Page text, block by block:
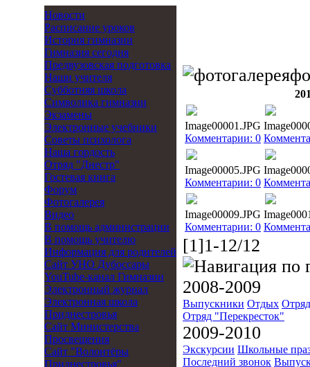
Новости
Расписание уроков
История гимназии
Гимназия сегодня
Предвузовская подготовка
Наши учителя
Субботняя школа
Символика гимназии
Экзамены
Электронные учебники
Советы психолога
Наша гордость
Отряд "Днестр"
Гостевая книга
Форум
Фотогалерея
Видео
В помощь администрации
В помощь учителю
Информация для родителей
Cайт УНО Дубоссары
YouTube-канал Гимназии
Электронный журнал
Электронная школа
Приднестровья
Сайт Министерства
Просвещения
Сайт "Волонтёры
Приднестровья"
Image00001.JPG
Комментарии: 0
Image00005.JPG
Комментарии: 0
Image00009.JPG
Комментарии: 0
[1]1-12/12
2008-2009
Выпускники Отдых
Отряд "Перекресток"
2009-2010
Экскурсии Школьные
Последний звонок